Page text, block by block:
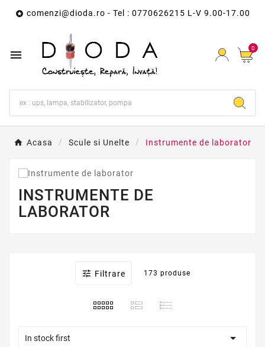
 comenzi@dioda.ro - Tel : 0770626215 L-V 9.00-17.00
 0
Acasa Scule si Unelte Instrumente de laborator
INSTRUMENTE DE
LABORATOR
 Filtrare 173 produse
In stock first 